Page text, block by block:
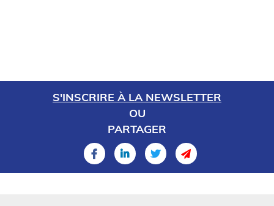
S'INSCRIRE À LA NEWSLETTER
OU
PARTAGER